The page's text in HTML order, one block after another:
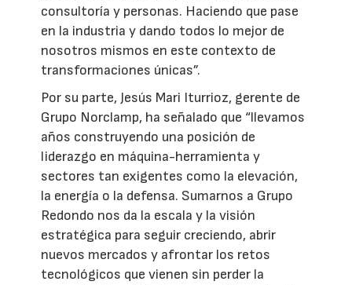
consultoría y personas. Haciendo que pase
en la industria y dando todos lo mejor de
nosotros mismos en este contexto de
transformaciones únicas”.
Por su parte, Jesús Mari Iturrioz, gerente de
Grupo Norclamp, ha señalado que “llevamos
años construyendo una posición de
liderazgo en máquina-herramienta y
sectores tan exigentes como la elevación,
la energía o la defensa. Sumarnos a Grupo
Redondo nos da la escala y la visión
estratégica para seguir creciendo, abrir
nuevos mercados y afrontar los retos
tecnológicos que vienen sin perder la